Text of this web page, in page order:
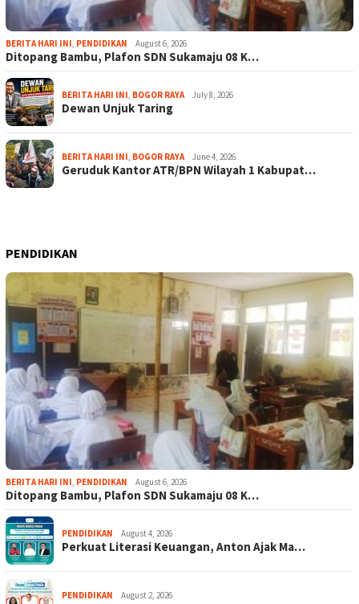
BERITA HARI INI, PENDIDIKAN August 6, 2026
Ditopang Bambu, Plafon SDN Sukamaju 08 K…
BERITA HARI INI, BOGOR RAYA July 8, 2026
Dewan Unjuk Taring
BERITA HARI INI, BOGOR RAYA June 4, 2026
Geruduk Kantor ATR/BPN Wilayah 1 Kabupat…
PENDIDIKAN
BERITA HARI INI, PENDIDIKAN August 6, 2026
Ditopang Bambu, Plafon SDN Sukamaju 08 K…
PENDIDIKAN August 4, 2026
Perkuat Literasi Keuangan, Anton Ajak Ma…
PENDIDIKAN August 2, 2026